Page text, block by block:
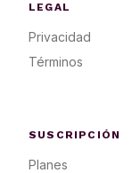
LEGAL
Privacidad
Términos
SUSCRIPCIÓN
Planes